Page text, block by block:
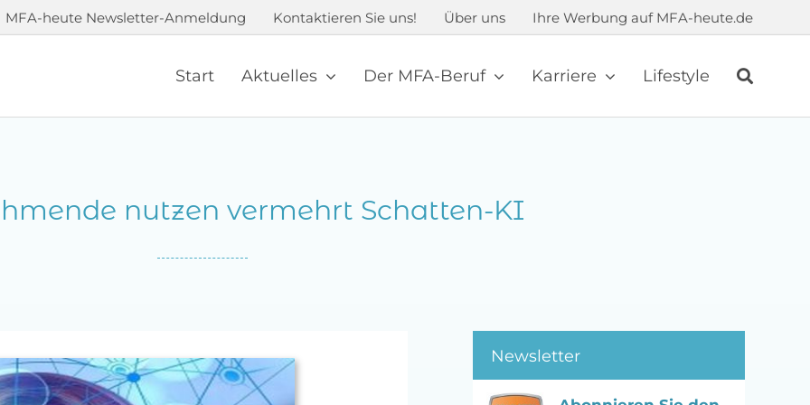
MFA-heute Newsletter-Anmeldung Kontaktieren Sie uns! Über uns Ihre Werbung auf MFA-heute.de
Start Aktuelles Der MFA-Beruf Karriere Lifestyle
nutzen vermehrt Schatten-KI
Newsletter